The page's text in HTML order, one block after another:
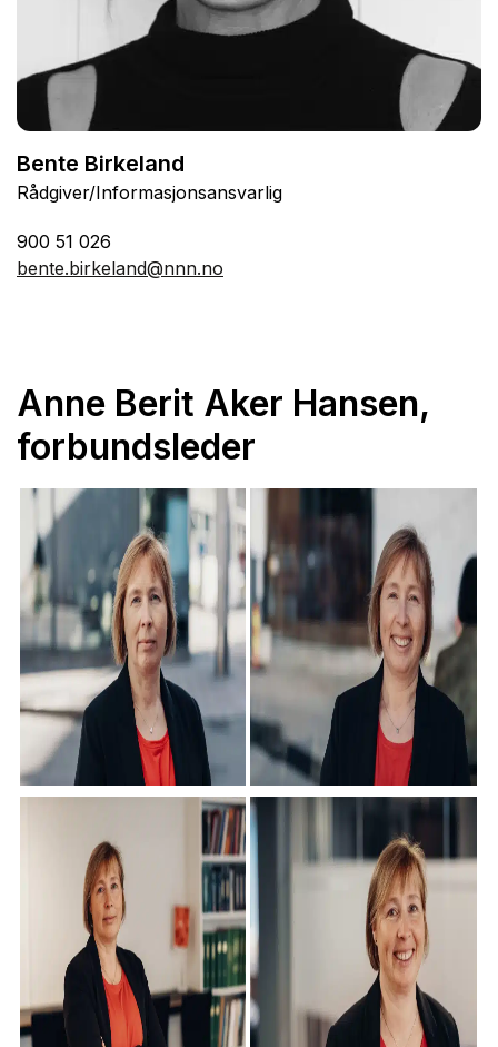
Bente Birkeland
Rådgiver/Informasjonsansvarlig
900 51 026
bente.birkeland@nnn.no
Anne Berit Aker Hansen,
forbundsleder